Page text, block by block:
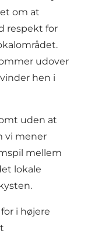
om at
respekt for
udover
hen i
uden at
vi mener
mellem
lokale
i højere